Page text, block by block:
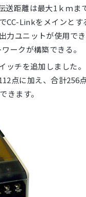
送距離は最大1ｋｍま
CC-Linkをメインとす
力ユニットが使用で
ークが構築できる。
ッチを追加しました。
点に加え、合計256
きます。